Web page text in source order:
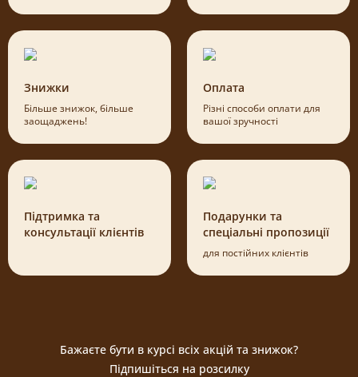
Знижки
Більше знижок, більше
заощаджень!
Оплата
Різні способи оплати для
вашої зручності
Підтримка та
консультації клієнтів
Подарунки та
спеціальні пропозиції
для постійних клієнтів
Бажаєте бути в курсі всіх акцій та знижок?
Підпишіться на розсилку